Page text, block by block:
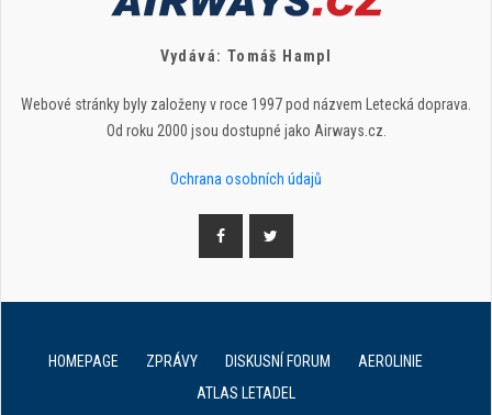
Vydává: Tomáš Hampl
Webové stránky byly založeny v roce 1997 pod názvem Letecká doprava.
Od roku 2000 jsou dostupné jako Airways.cz.
Ochrana osobních údajů
HOMEPAGE ZPRÁVY DISKUSNÍ FORUM
AEROLINIE
ATLAS LETADEL